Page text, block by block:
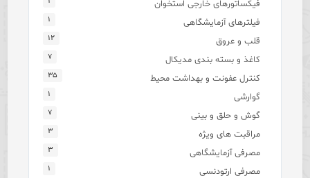
فیکساتورهای خارجی استخوان
فیلترهای آزمایشگاهی ۱
قلب و عروق ۱۲
کاغذ و بسته بندی مدیکال ۷
کنترل عفونت و بهداشت محیط ۳۵
گوارشی ۱
گوش و حلق و بینی ۷
مراقبت های ویژه ۳
مصرفی آزمایشگاهی ۳
مصرفی ارتودنسی ۱